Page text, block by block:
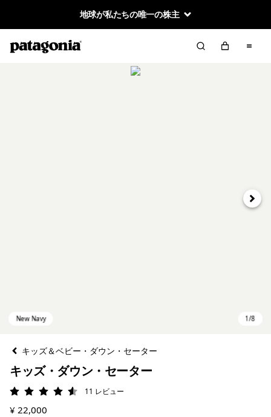
地球が私たちの唯一の株主
次へ
キッズ＆ベビー・ダウン・セーター
キッズ・ダウン・セーター
評価: 4.5 / 5
11 レビュー
¥ 22,000